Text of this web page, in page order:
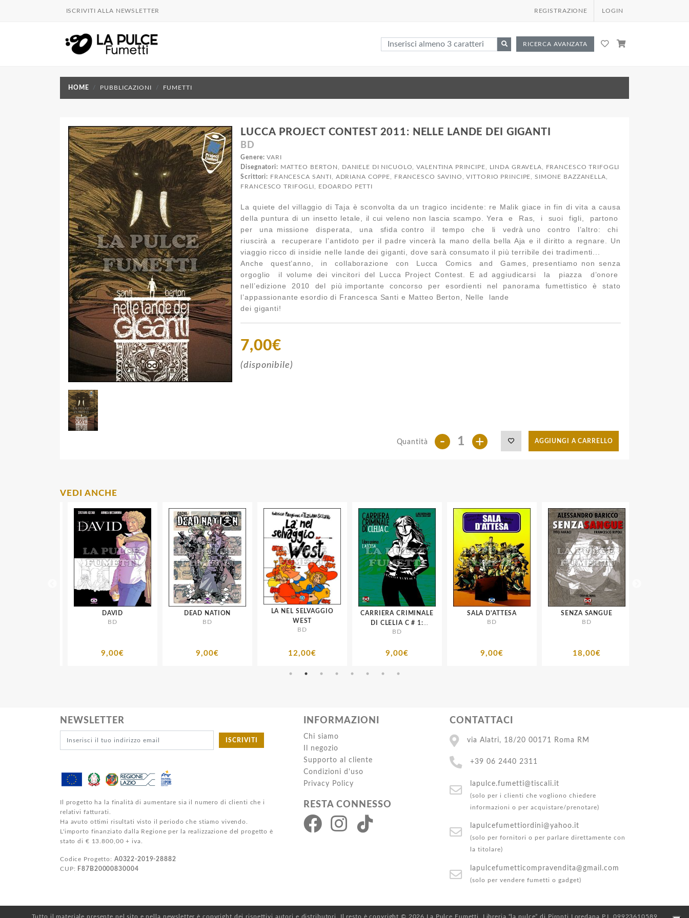
ISCRIVITI ALLA NEWSLETTER REGISTRAZIONE LOGIN
RICERCA AVANZATA
HOME PUBBLICAZIONI FUMETTI
LUCCA PROJECT CONTEST 2011: NELLE LANDE DEI GIGANTI
BD
Genere: VARI
Disegnatori: MATTEO BERTON, DANIELE DI NICUOLO, VALENTINA PRINCIPE, LINDA GRAVELA, FRANCESCO TRIFOGLI
Scrittori: FRANCESCA SANTI, ADRIANA COPPE, FRANCESCO SAVINO, VITTORIO PRINCIPE, SIMONE BAZZANELLA,
FRANCESCO TRIFOGLI, EDOARDO PETTI
La quiete del villaggio di Taja è sconvolta da un tragico incidente: re Malik giace in fin di vita a causa
della puntura di un insetto letale, il cui veleno non lascia scampo. Yera e Ras, i suoi figli, partono
per una missione disperata, una sfida contro il tempo che li vedrà uno contro l’altro: chi
riuscirà a recuperare l’antidoto per il padre vincerà la mano della bella Aja e il diritto a regnare. Un
viaggio ricco di insidie nelle lande dei giganti, dove sarà consumato il più terribile dei tradimenti...
Anche quest’anno, in collaborazione con Lucca Comics and Games, presentiamo non senza
orgoglio il volume dei vincitori del Lucca Project Contest. E ad aggiudicarsi la piazza d’onore
nell’edizione 2010 del più importante concorso per esordienti nel panorama fumettistico è stato
l’appassionante esordio di Francesca Santi e Matteo Berton, Nelle lande
dei giganti!
7,00€
(disponibile)
Quantità - + AGGIUNGI A CARRELLO
VEDI ANCHE
DAVID
BD
9,00€
DEAD NATION
BD
9,00€
LA NEL SELVAGGIO
WEST
BD
12,00€
CARRIERA CRIMINALE
DI CLELIA C # 1:
L'ASCESA
BD
9,00€
SALA D'ATTESA
BD
9,00€
SENZA SANGUE
BD
18,00€
NEWSLETTER
ISCRIVITI
Il progetto ha la finalità di aumentare sia il numero di clienti che i
relativi fatturati.
Ha avuto ottimi risultati visto il periodo che stiamo vivendo.
L'importo finanziato dalla Regione per la realizzazione del progetto è
stato di € 13.800,00 + iva.
Codice Progetto: A0322-2019-28882
CUP: F87B20000830004
INFORMAZIONI
Chi siamo
Il negozio
Supporto al cliente
Condizioni d'uso
Privacy Policy
RESTA CONNESSO
CONTATTACI
via Alatri, 18/20 00171 Roma RM
+39 06 2440 2311
lapulce.fumetti@tiscali.it
(solo per i clienti che vogliono chiedere
informazioni o per acquistare/prenotare)
lapulcefumettiordini@yahoo.it
(solo per fornitori o per parlare direttamente con
la titolare)
lapulcefumetticompravendita@gmail.com
(solo per vendere fumetti o gadget)
Tutto il materiale presente nel sito e nella newsletter è copyright dei rispettivi autori e distributori. Il resto è copyright © 2026 La Pulce Fumetti. Libreria “la pulce” di Pironti Loredana P.I. 09923610589